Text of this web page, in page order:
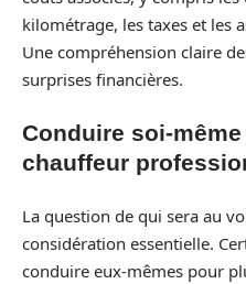
kilométrage, les taxes et les
Une compréhension claire
surprises financières.
Conduire soi-
chauffeur
La question de qui sera au
considération essentielle.
conduire eux-mêmes pour